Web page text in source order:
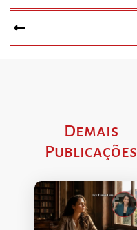
Demais
Publicações